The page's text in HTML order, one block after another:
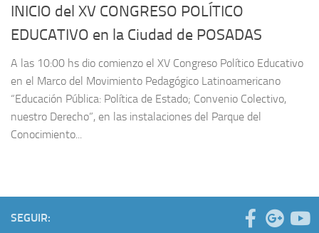
INICIO del XV CONGRESO POLÍTICO
EDUCATIVO en la Ciudad de POSADAS
A las 10:00 hs dio comienzo el XV Congreso Político Educativo
en el Marco del Movimiento Pedagógico Latinoamericano
“Educación Pública: Política de Estado; Convenio Colectivo,
nuestro Derecho”, en las instalaciones del Parque del
Conocimiento...
SEGUIR: